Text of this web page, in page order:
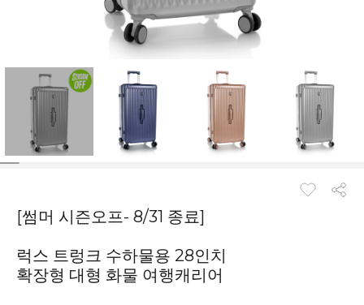
[썸머 시즌오프- 8/31 종료]
럭스 트렁크 수하물용 28인치
확장형 대형 화물 여행캐리어